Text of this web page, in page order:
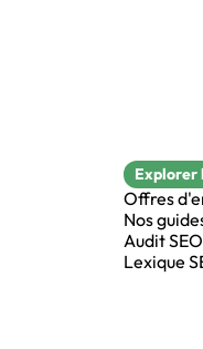
Explorer
Offres
Nos
Audit SEO
Lexique